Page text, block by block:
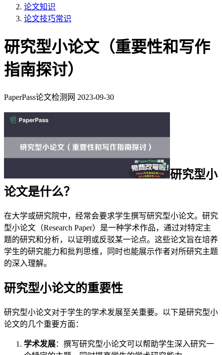
论文知识
论文技巧常识
研究型小论文（重要性和写作
指南探讨）
PaperPass论文检测网 2023-09-30
研究型小
论文是什么？
在大学或研究院中，经常会要求学生撰写研究型小论文。研究
型小论文（Research Paper）是一种学术作品，通过对特定主
题的研究和分析，以证明或反驳某一论点。这些论文旨在培养
学生的研究能力和批判思维，同时也能展示作者对所研究主题
的深入理解。
研究型小论文的重要性
研究型小论文对于学生的学术发展至关重要。以下是研究型小
论文的几个重要方面：
学术发展：撰写研究型小论文可以帮助学生深入研究一